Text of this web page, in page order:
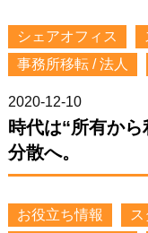
シェアオフィス
事務所移転 / 法人
2020-12-10
時代は“所有から
分散へ。
お役立ち情報